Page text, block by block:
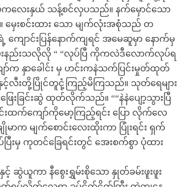
လေးနှယ် သန့်စင်လှပသည်။ နက်မှောင်သော
။ မှေးစင်းထား သော မျက်လုံးအစုံသည် တ
ကျောင်းပြန်နောက်ကျရင် အမေဆူမှာ နောက်မှ
မ်းနည်းသလိုလို “ “လုပ်ပြီ ကိုကလဲဒီလောက်လုပ်ရ
ာ်က နှာခေါင်း မှ ဟင်းကနဲသက်ပြင်းမှုတ်ထုတ်
နှင့်လီးတို့ပြိုင်တူငုံ့ကြည့်မိကြသည်။ သုတ်ရေများ
ေးခြင်းဆွဲ ထုတ်လိုက်သည်။ ““နဲနဲပျော့သွားပြီ
င်းထက်ကျော်ကိုမော့ကြည့်ရင်း ပြော လိုက်လေ
ာက မျက်စောင်းလေးထိုးကာ ပြုံးရင်း ရှက်
းမှ ကုတင်ခြေရင်းတွင် အေးစက်စွာ ပုံထား
ယူကာ နီစွေးရွှမ်းစိုသော နှုတ်ခမ်းဖူးဖူး